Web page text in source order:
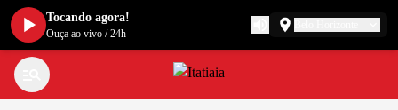
Tocando agora!
Ouça ao vivo /24h